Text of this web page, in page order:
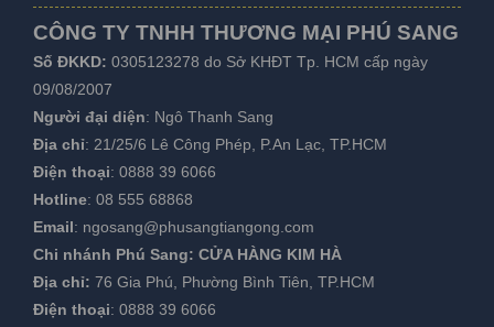
CÔNG TY TNHH THƯƠNG MẠI PHÚ SANG
Số ĐKKD: 0305123278 do Sở KHĐT Tp. HCM cấp ngày
09/08/2007
Người đại diện: Ngô Thanh Sang
Địa chỉ: 21/25/6 Lê Công Phép, P.An Lạc, TP.HCM
Điện thoại: 0888 39 6066
Hotline: 08 555 68868
Email: ngosang@phusangtiangong.com
Chi nhánh Phú Sang: CỬA HÀNG KIM HÀ
Địa chỉ: 76 Gia Phú, Phường Bình Tiên, TP.HCM
Điện thoại: 0888 39 6066